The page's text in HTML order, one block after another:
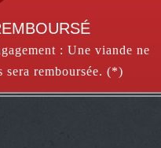
: Une viande ne
sera remboursée. (*)